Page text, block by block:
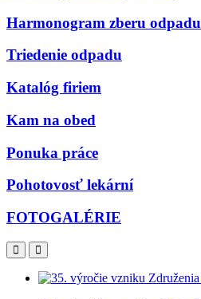
Harmonogram zberu odpadu
Triedenie odpadu
Katalóg firiem
Kam na obed
Ponuka práce
Pohotovosť lekární
FOTOGALÉRIE